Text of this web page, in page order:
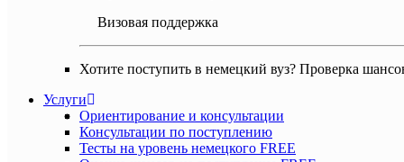
Визовая поддержка
Хотите поступить в немецкий вуз? Проверка
Услуги
Ориентирование и консультации
Консультации по поступлению
Тесты на уровень немецкого FREE